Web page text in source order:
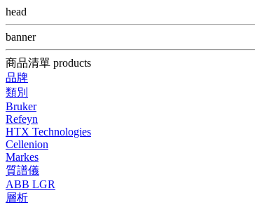
head
banner
商品清單 products
品牌
類別
Bruker
Refeyn
HTX Technologies
Cellenion
Markes
質譜儀
ABB LGR
層析